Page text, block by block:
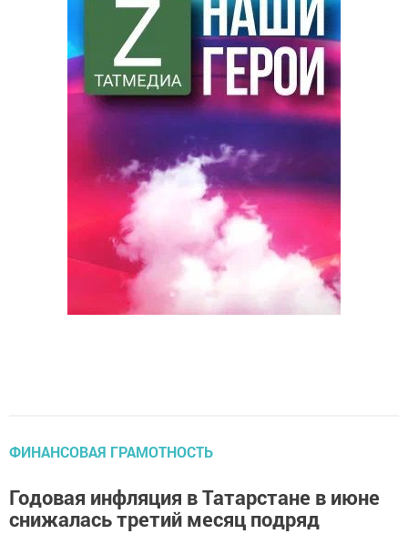
ФИНАНСОВАЯ ГРАМОТНОСТЬ
Годовая инфляция в Татарстане в июне
снижалась третий месяц подряд